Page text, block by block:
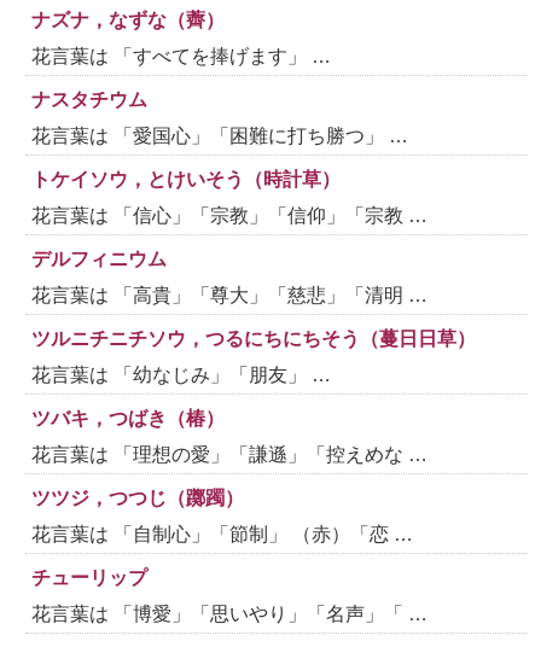
ナズナ，なずな（薺）
花言葉は 「すべてを捧げます」 …
ナスタチウム
花言葉は 「愛国心」「困難に打ち勝つ」 …
トケイソウ，とけいそう（時計草）
花言葉は 「信心」「宗教」「信仰」「宗教 …
デルフィニウム
花言葉は 「高貴」「尊大」「慈悲」「清明 …
ツルニチニチソウ，つるにちにちそう（蔓日日草）
花言葉は 「幼なじみ」「朋友」 …
ツバキ，つばき（椿）
花言葉は 「理想の愛」「謙遜」「控えめな …
ツツジ，つつじ（躑躅）
花言葉は 「自制心」「節制」 （赤）「恋 …
チューリップ
花言葉は 「博愛」「思いやり」「名声」「 …